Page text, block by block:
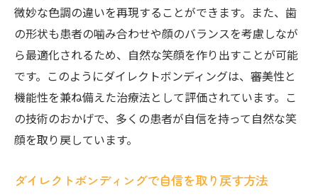
素材と技術が生み出す自然さ
他の治療法と比較したダイレクトボンディ
ングの優位性
ナチュラルな歯の表現を支える技術
日々の笑顔を支えるダイレクトボンディングの
効果
のメリット
微妙な色調の違いを再現することができます。また、歯
の形状も患者の噛み合わせや顔のバランスを考慮しなが
ら最適化されるため、自然な笑顔を作り出すことが可能
です。このようにダイレクトボンディングは、審美性と
機能性を兼ね備えた治療法として評価されています。こ
の技術のおかげで、多くの患者が自信を持って自然な笑
顔を取り戻しています。
ダイレクトボンディングで自信を取り戻す方法